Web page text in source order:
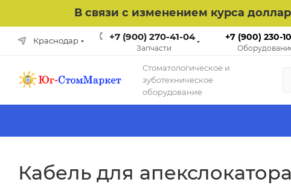
В связи с изменением курса
Краснодар +7 (900) 270-41-04
Запчасти
+7 (900) 230-
Cтоматологическое и
зуботехническое
оборудование
Кабель для